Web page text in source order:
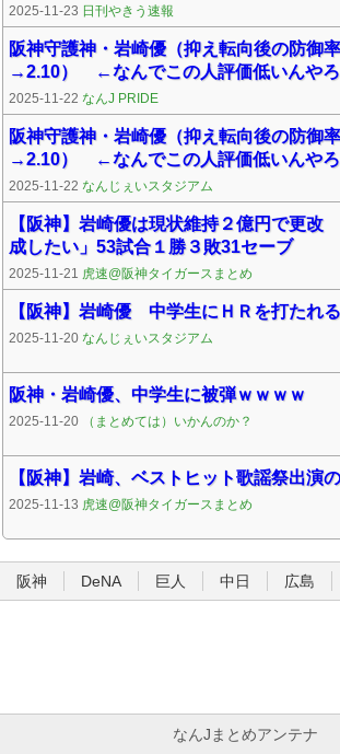
2025-11-23 日刊やきう速報
阪神守護神・岩崎優（抑え転向後の防
→2.10） ←なんでこの人評価低いんやろ
2025-11-22 なんJ PRIDE
阪神守護神・岩崎優（抑え転向後の防
→2.10） ←なんでこの人評価低いんやろ
2025-11-22 なんじぇいスタジアム
【阪神】岩崎優は現状維持２億円で更
成したい」53試合１勝３敗31セーブ
2025-11-21 虎速@阪神タイガースまとめ
【阪神】岩崎優 中学生にＨＲを打たれる
2025-11-20 なんじぇいスタジアム
阪神・岩崎優、中学生に被弾ｗｗｗｗ
2025-11-20 （まとめては）いかんのか？
【阪神】岩崎、ベストヒット歌謡祭出演
2025-11-13 虎速@阪神タイガースまとめ
阪神 DeNA 巨人 中日 広島
なんJまとめアンテナ